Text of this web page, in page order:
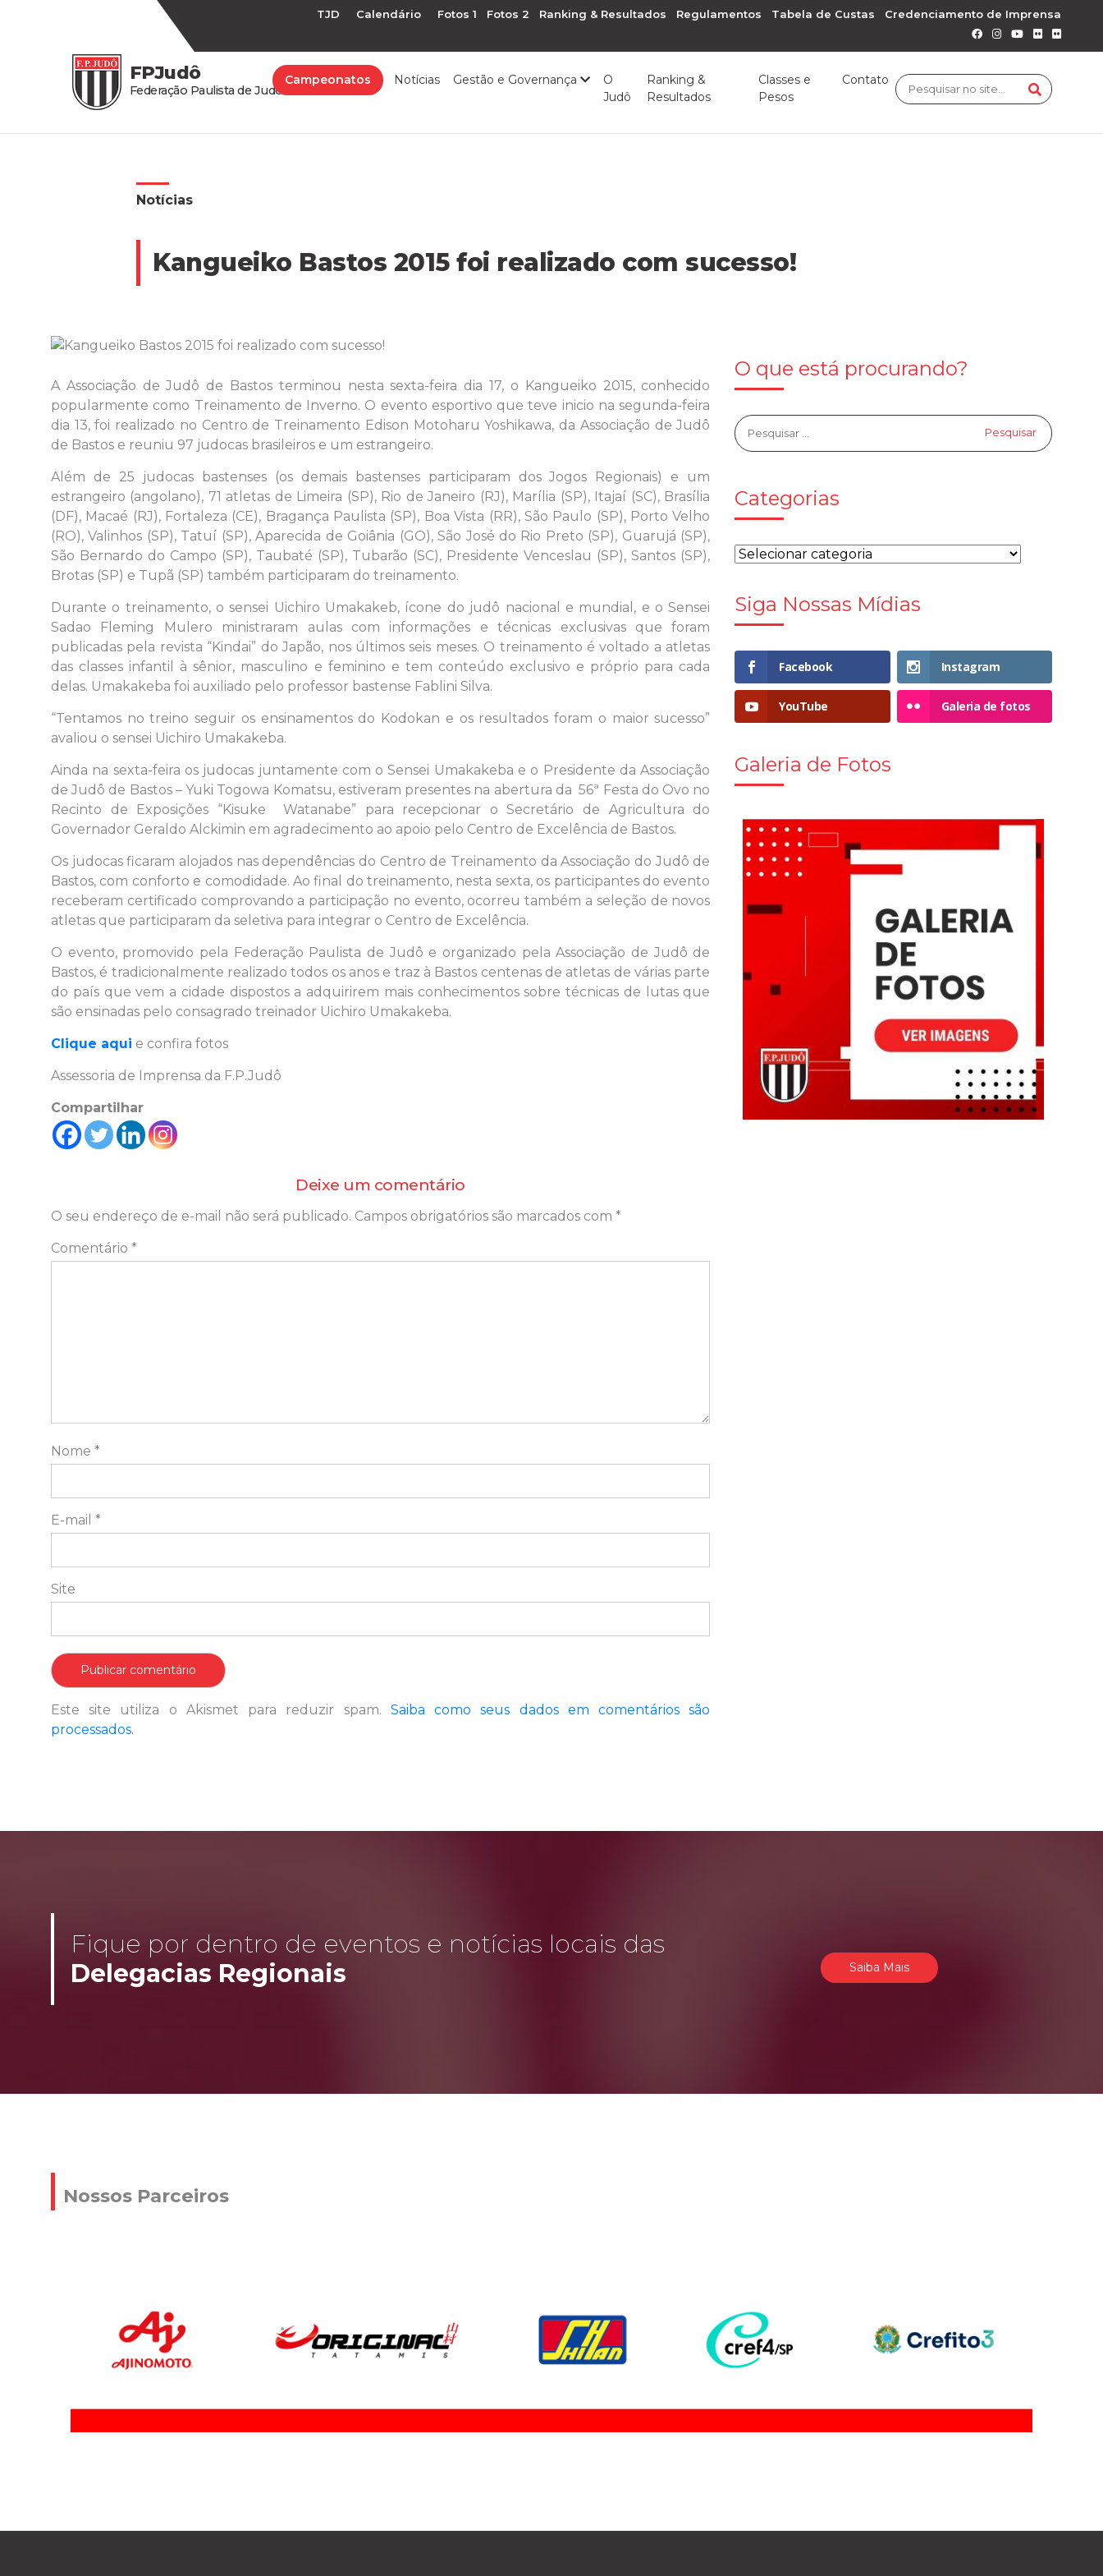
TJD Calendário Fotos 1 Fotos 2 Ranking & Resultados Regulamentos Tabela de Custas Credenciamento de Imprensa
FPJudô
Federação Paulista de Judô
Campeonatos Notícias Gestão e Governança
O
Judô
Ranking &
Resultados
Classes e
Pesos
Contato
Notícias
Kangueiko Bastos 2015 foi realizado com sucesso!
A Associação de Judô de Bastos terminou nesta sexta-feira dia 17, o Kangueiko 2015, conhecido
popularmente como Treinamento de Inverno. O evento esportivo que teve inicio na segunda-feira
dia 13, foi realizado no Centro de Treinamento Edison Motoharu Yoshikawa, da Associação de Judô
de Bastos e reuniu 97 judocas brasileiros e um estrangeiro.
Além de 25 judocas bastenses (os demais bastenses participaram dos Jogos Regionais) e um
estrangeiro (angolano), 71 atletas de Limeira (SP), Rio de Janeiro (RJ), Marília (SP), Itajaí (SC), Brasília
(DF), Macaé (RJ), Fortaleza (CE), Bragança Paulista (SP), Boa Vista (RR), São Paulo (SP), Porto Velho
(RO), Valinhos (SP), Tatuí (SP), Aparecida de Goiânia (GO), São José do Rio Preto (SP), Guarujá (SP),
São Bernardo do Campo (SP), Taubaté (SP), Tubarão (SC), Presidente Venceslau (SP), Santos (SP),
Brotas (SP) e Tupã (SP) também participaram do treinamento.
Durante o treinamento, o sensei Uichiro Umakakeb, ícone do judô nacional e mundial, e o Sensei
Sadao Fleming Mulero ministraram aulas com informações e técnicas exclusivas que foram
publicadas pela revista “Kindai” do Japão, nos últimos seis meses. O treinamento é voltado a atletas
das classes infantil à sênior, masculino e feminino e tem conteúdo exclusivo e próprio para cada
delas. Umakakeba foi auxiliado pelo professor bastense Fablini Silva.
“Tentamos no treino seguir os ensinamentos do Kodokan e os resultados foram o maior sucesso”
avaliou o sensei Uichiro Umakakeba.
Ainda na sexta-feira os judocas juntamente com o Sensei Umakakeba e o Presidente da Associação
de Judô de Bastos – Yuki Togowa Komatsu, estiveram presentes na abertura da 56ª Festa do Ovo no
Recinto de Exposições “Kisuke Watanabe” para recepcionar o Secretário de Agricultura do
Governador Geraldo Alckimin em agradecimento ao apoio pelo Centro de Excelência de Bastos.
Os judocas ficaram alojados nas dependências do Centro de Treinamento da Associação do Judô de
Bastos, com conforto e comodidade. Ao final do treinamento, nesta sexta, os participantes do evento
receberam certificado comprovando a participação no evento, ocorreu também a seleção de novos
atletas que participaram da seletiva para integrar o Centro de Excelência.
O evento, promovido pela Federação Paulista de Judô e organizado pela Associação de Judô de
Bastos, é tradicionalmente realizado todos os anos e traz à Bastos centenas de atletas de várias parte
do país que vem a cidade dispostos a adquirirem mais conhecimentos sobre técnicas de lutas que
são ensinadas pelo consagrado treinador Uichiro Umakakeba.
Clique aqui e confira fotos
Assessoria de Imprensa da F.P.Judô
Compartilhar
O que está procurando?
Categorias
Siga Nossas Mídias
Facebook Instagram
YouTube Galeria de fotos
Galeria de Fotos
Deixe um comentário
O seu endereço de e-mail não será publicado. Campos obrigatórios são marcados com *
Comentário *
Nome *
E-mail *
Site
Este site utiliza o Akismet para reduzir spam. Saiba como seus dados em comentários são
processados.
Fique por dentro de eventos e notícias locais das
Delegacias Regionais
Saiba Mais
Nossos Parceiros